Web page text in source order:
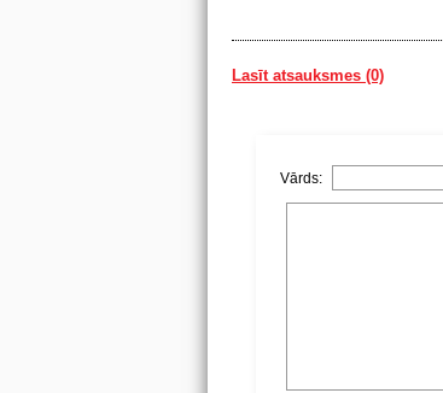
Lasīt atsauksmes (0)
Vārds: